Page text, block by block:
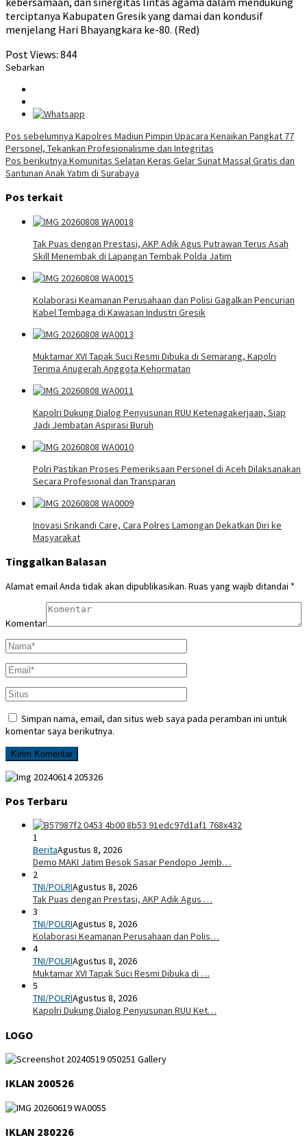
terciptanya Kabupaten Gresik yang damai dan kondusif
menjelang Hari Bhayangkara ke-80. (Red)
Post Views: 844
Sebarkan
Navigasi
pos
Pos sebelumnya Kapolres Madiun Pimpin Upacara Kenaikan Pangkat 77
Personel, Tekankan Profesionalisme dan Integritas
Pos berikutnya Komunitas Selatan Keras Gelar Sunat Massal Gratis dan
Santunan Anak Yatim di Surabaya
Pos terkait
Tak Puas dengan Prestasi, AKP Adik Agus Putrawan Terus Asah
Skill Menembak di Lapangan Tembak Polda Jatim
Kolaborasi Keamanan Perusahaan dan Polisi Gagalkan Pencurian
Kabel Tembaga di Kawasan Industri Gresik
Muktamar XVI Tapak Suci Resmi Dibuka di Semarang, Kapolri
Terima Anugerah Anggota Kehormatan
Kapolri Dukung Dialog Penyusunan RUU Ketenagakerjaan, Siap
Jadi Jembatan Aspirasi Buruh
Polri Pastikan Proses Pemeriksaan Personel di Aceh Dilaksanakan
Secara Profesional dan Transparan
Inovasi Srikandi Care, Cara Polres Lamongan Dekatkan Diri ke
Masyarakat
Tinggalkan Balasan
Alamat email Anda tidak akan dipublikasikan. Ruas yang wajib ditandai *
Komentar
Simpan nama, email, dan situs web saya pada peramban ini untuk
komentar saya berikutnya.
Pos Terbaru
1
BeritaAgustus 8, 2026
Demo MAKI Jatim Besok Sasar Pendopo Jemb…
2
TNI/POLRIAgustus 8, 2026
Tak Puas dengan Prestasi, AKP Adik Agus …
3
TNI/POLRIAgustus 8, 2026
Kolaborasi Keamanan Perusahaan dan Polis…
4
TNI/POLRIAgustus 8, 2026
Muktamar XVI Tapak Suci Resmi Dibuka di …
5
TNI/POLRIAgustus 8, 2026
Kapolri Dukung Dialog Penyusunan RUU Ket…
LOGO
IKLAN 200526
IKLAN 280226